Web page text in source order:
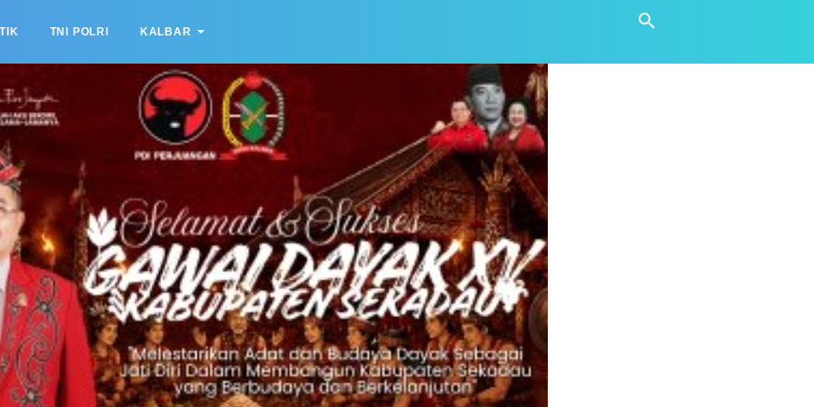
TNI POLRI KALBAR